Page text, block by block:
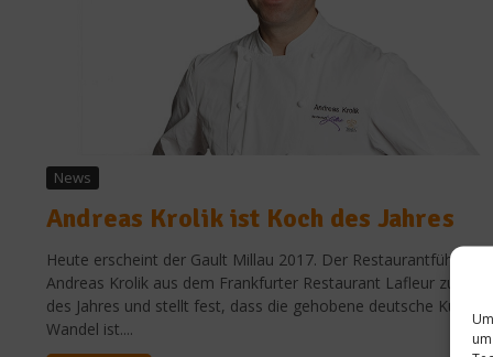
News
Andreas Krolik ist Koch des Jahres
Heute erscheint der Gault Millau 2017. Der Restaurantführer
Andreas Krolik aus dem Frankfurter Restaurant Lafleur zum
des Jahres und stellt fest, dass die gehobene deutsche Küche im
Wandel ist....